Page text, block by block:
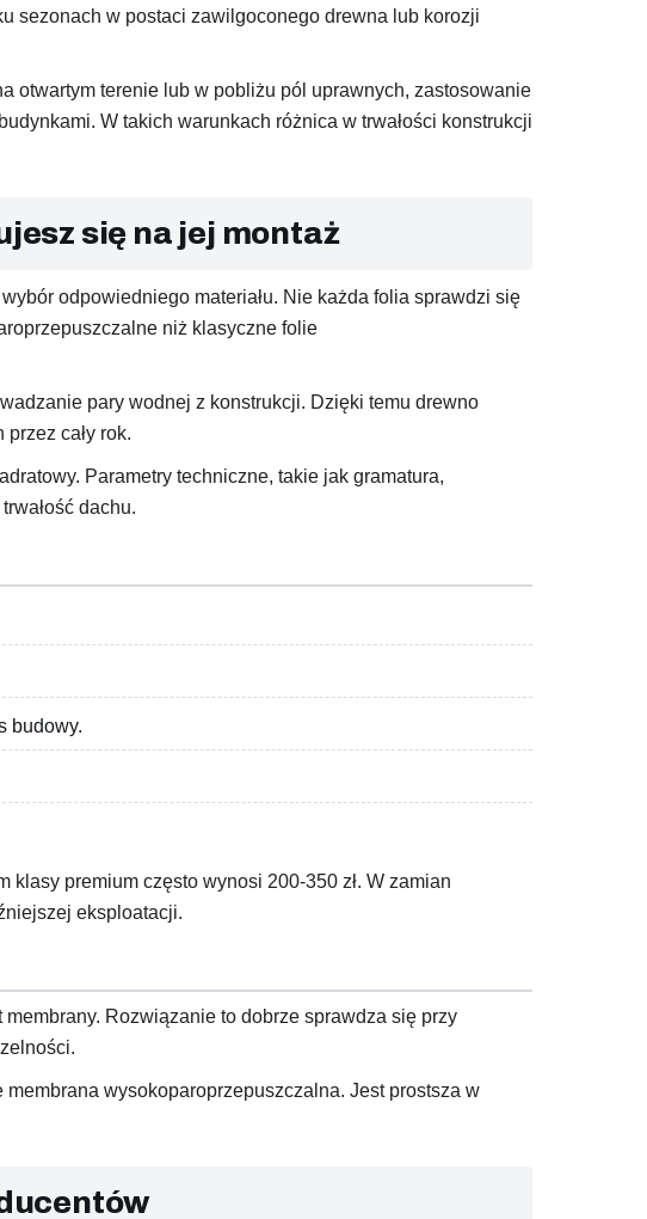
sezonach w postaci zawilgoconego drewna lub korozji
otwartym terenie lub w pobliżu pól uprawnych, zastosowanie
W takich warunkach różnica w trwałości konstrukcji
się na jej montaż
odpowiedniego materiału. Nie każda folia sprawdzi się
niż klasyczne folie
pary wodnej z konstrukcji. Dzięki temu drewno
cały rok.
Parametry techniczne, takie jak gramatura,
dachu.
budowy.
klasy premium często wynosi 200-350 zł. W zamian
eksploatacji.
Rozwiązanie to dobrze sprawdza się przy
wysokoparoprzepuszczalna. Jest prostsza w